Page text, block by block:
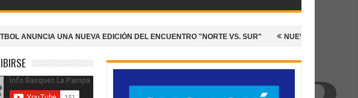
UNA NUEVA EDICIÓN DEL ENCUENTRO "NORTE VS. SUR" NUEVO TRIUNFO ARGENTINO